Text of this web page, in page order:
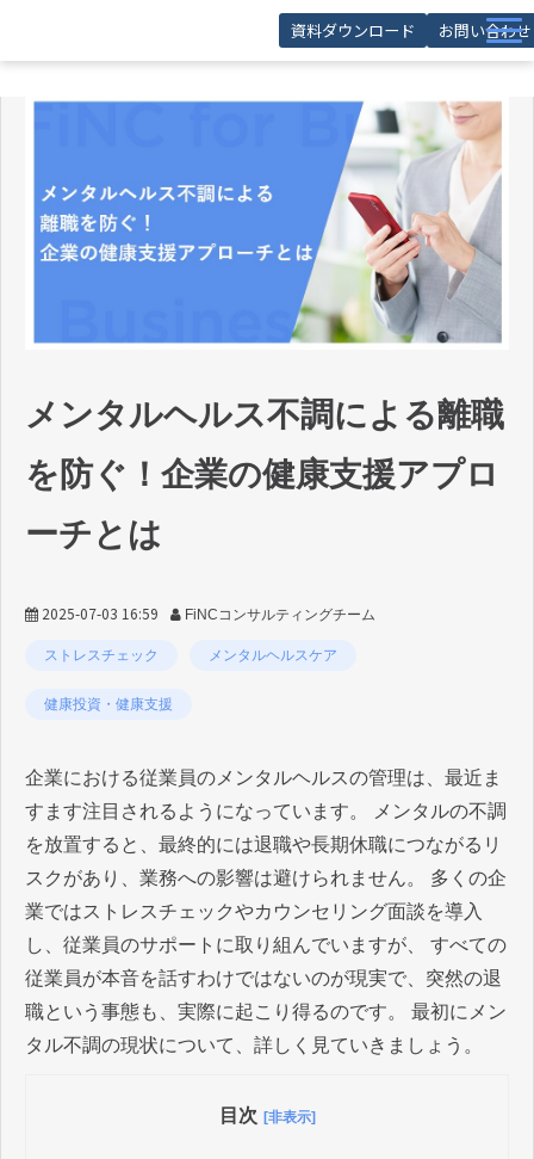
資料ダウンロード お問い合わせ
お役立ち記事
メンタルヘルス不調による離職
を防ぐ！企業の健康支援アプロ
ーチとは
2025-07-03 16:59 FiNCコンサルティングチーム
ストレスチェック メンタルヘルスケア
健康投資・健康支援
企業における従業員のメンタルヘルスの管理は、最近ま
すます注目されるようになっています。 メンタルの不調
を放置すると、最終的には退職や長期休職につながるリ
スクがあり、業務への影響は避けられません。 多くの企
業ではストレスチェックやカウンセリング面談を導入
し、従業員のサポートに取り組んでいますが、 すべての
従業員が本音を話すわけではないのが現実で、突然の退
職という事態も、実際に起こり得るのです。 最初にメン
タル不調の現状について、詳しく見ていきましょう。
目次 [非表示]